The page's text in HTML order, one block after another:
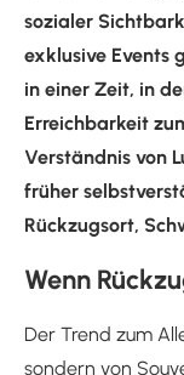
sozialer
exklusive Events
in einer Zeit, in
Erreichbarkeit
Verständnis von
früher
Rückzugsort,
Wenn
Der Trend zum
sondern von